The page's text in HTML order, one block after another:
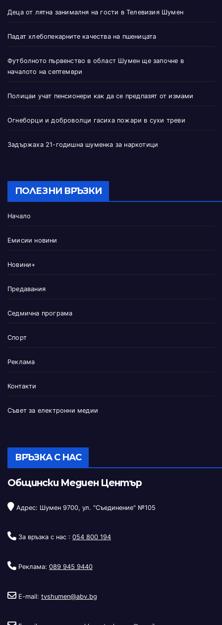
Деца от лятна занималня на гости в Телевизия Шумен
Падат хлебопекарните качества на пшеницата
Футболното първенство в област Шумен ще започне в
началото на септември
Полицаи учат пенсионери как да се предпазят от измами
Огнеборци и доброволци гасиха пожари в сухи треви
Задържаха 21-годишна шуменка за наркотици
ПОЛЕЗНИ ВРЪЗКИ
Начало
Емисии новини
Новини+
Предавания
Седмична програма
Спорт
Реклама
Контакти
Съвет за електронни медии
ВРЪЗКА С НАС
Общински Медиен Център
Адрес: Шумен 9700, ул. "Съединение" №105
За връзка с нас : 054 800 194
Реклама: 089 945 9440
E-mail: tvshumen@abv.bg